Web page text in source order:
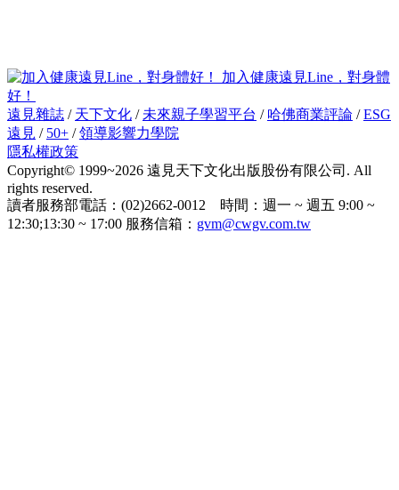
加入健康遠見Line，對身體
好！
遠見雜誌 / 天下文化 /未來親子學習平台 / 哈佛商業評論 /ESG
遠見 / 50+ /領導影響力學院
隱私權政策
Copyright© 1999~2026 遠見天下文化出版股份有限公司. All
rights reserved.
讀者服務部電話：(02)2662-0012 時間：週一 ~ 週五 9:00 ~
12:30;13:30 ~ 17:00 服務信箱： gvm@cwgv.com.tw